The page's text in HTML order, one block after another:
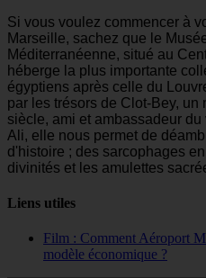
Si vous voulez commencer à
Marseille, sachez que le
Méditerranéenne, situé au
héberge la plus importante
égyptiens après celle du
par les trésors de Clot-Bey,
siècle, ami et ambassadeur
Ali, elle nous permet de
d'histoire ; des sarcophages
divinités et les amulettes
Liens utiles
Film : Comment Aéroport
modèle économique ?